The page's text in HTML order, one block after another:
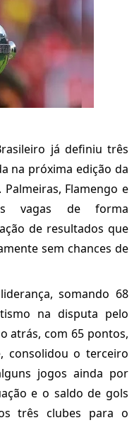
já definiu três
na próxima edição da
Flamengo e
vagas de forma
de resultados que
sem chances de
somando 68
na disputa pelo
atrás, com 65 pontos,
consolidou o terceiro
jogos ainda por
e o saldo de gols
três clubes para o